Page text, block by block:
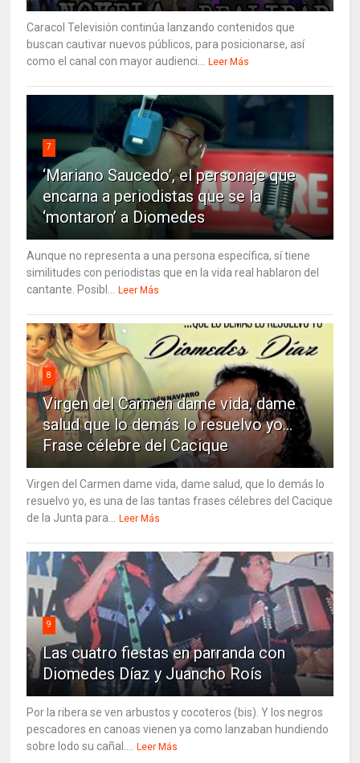
Caracol Televisión continúa lanzando contenidos que
buscan cautivar nuevos públicos, para posicionarse, así
como el canal con mayor audienci...
Leer Más
7
‘Mariano Saucedo’, el personaje que
encarna a periodistas que se la
‘montaron’ a Diomedes
Aunque no representa a una persona específica, sí tiene
similitudes con periodistas que en la vida real hablaron del
cantante. Posibl...
Leer Más
8
Virgen del Carmen dame vida, dame
salud que lo demás lo resuelvo yo…
Frase célebre del Cacique
Virgen del Carmen dame vida, dame salud, que lo demás lo
resuelvo yo, es una de las tantas frases célebres del Cacique
de la Junta para...
Leer Más
9
Las cuatro fiestas en parranda con
Diomedes Díaz y Juancho Roís
Por la ribera se ven arbustos y cocoteros (bis). Y los negros
pescadores en canoas vienen ya como lanzaban hundiendo
sobre lodo su cañal....
Leer Más